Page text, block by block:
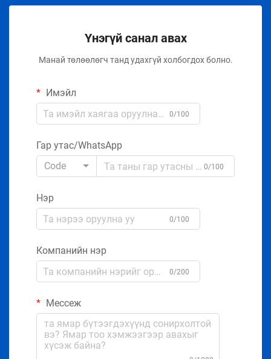
Үнэгүй санал авах
Манай төлөөлөгч танд удахгүй холбогдох болно.
Имэйл
0/100
Гар утас/WhatsApp
Code
0/100
Нэр
0/100
Компанийн нэр
0/200
Мессеж